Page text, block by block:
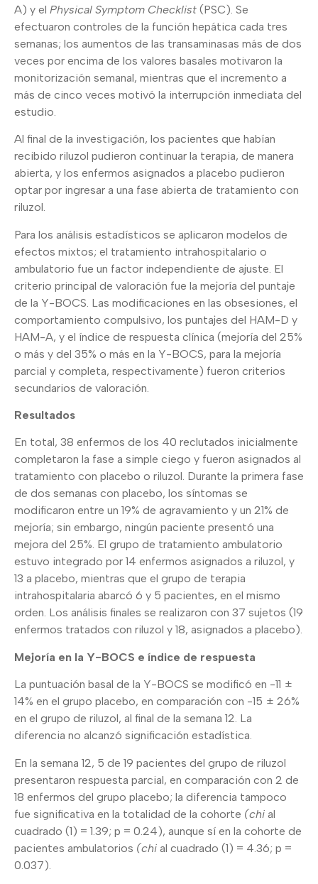
A) y el Physical Symptom Checklist (PSC). Se
efectuaron controles de la función hepática cada tres
semanas; los aumentos de las transaminasas más de dos
veces por encima de los valores basales motivaron la
monitorización semanal, mientras que el incremento a
más de cinco veces motivó la interrupción inmediata del
estudio.
Al final de la investigación, los pacientes que habían
recibido riluzol pudieron continuar la terapia, de manera
abierta, y los enfermos asignados a placebo pudieron
optar por ingresar a una fase abierta de tratamiento con
riluzol.
Para los análisis estadísticos se aplicaron modelos de
efectos mixtos; el tratamiento intrahospitalario o
ambulatorio fue un factor independiente de ajuste. El
criterio principal de valoración fue la mejoría del puntaje
de la Y-BOCS. Las modificaciones en las obsesiones, el
comportamiento compulsivo, los puntajes del HAM-D y
HAM-A, y el índice de respuesta clínica (mejoría del 25%
o más y del 35% o más en la Y-BOCS, para la mejoría
parcial y completa, respectivamente) fueron criterios
secundarios de valoración.
Resultados
En total, 38 enfermos de los 40 reclutados inicialmente
completaron la fase a simple ciego y fueron asignados al
tratamiento con placebo o riluzol. Durante la primera fase
de dos semanas con placebo, los síntomas se
modificaron entre un 19% de agravamiento y un 21% de
mejoría; sin embargo, ningún paciente presentó una
mejora del 25%. El grupo de tratamiento ambulatorio
estuvo integrado por 14 enfermos asignados a riluzol, y
13 a placebo, mientras que el grupo de terapia
intrahospitalaria abarcó 6 y 5 pacientes, en el mismo
orden. Los análisis finales se realizaron con 37 sujetos (19
enfermos tratados con riluzol y 18, asignados a placebo).
Mejoría en la Y-BOCS e índice de respuesta
La puntuación basal de la Y-BOCS se modificó en -11 ±
14% en el grupo placebo, en comparación con -15 ± 26%
en el grupo de riluzol, al final de la semana 12. La
diferencia no alcanzó significación estadística.
En la semana 12, 5 de 19 pacientes del grupo de riluzol
presentaron respuesta parcial, en comparación con 2 de
18 enfermos del grupo placebo; la diferencia tampoco
fue significativa en la totalidad de la cohorte (chi al
cuadrado (1) = 1.39; p = 0.24), aunque sí en la cohorte de
pacientes ambulatorios (chi al cuadrado (1) = 4.36; p =
0.037).